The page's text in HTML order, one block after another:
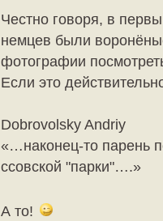
Честно говоря, в
немцев были
фотографии
Если это
Dobrovolsky Andriy
«…наконец-то парень
ссовской "парки"….»
А то!